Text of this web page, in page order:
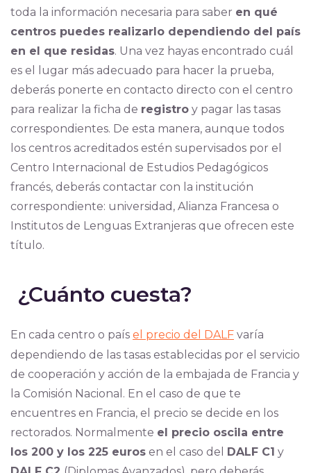
toda la información necesaria para saber en qué
centros puedes realizarlo dependiendo del país
en el que residas. Una vez hayas encontrado cuál
es el lugar más adecuado para hacer la prueba,
deberás ponerte en contacto directo con el centro
para realizar la ficha de registro y pagar las tasas
correspondientes. De esta manera, aunque todos
los centros acreditados estén supervisados por el
Centro Internacional de Estudios Pedagógicos
francés, deberás contactar con la institución
correspondiente: universidad, Alianza Francesa o
Institutos de Lenguas Extranjeras que ofrecen este
título.
¿Cuánto cuesta?
En cada centro o país el precio del DALF varía
dependiendo de las tasas establecidas por el servicio
de cooperación y acción de la embajada de Francia y
la Comisión Nacional. En el caso de que te
encuentres en Francia, el precio se decide en los
rectorados. Normalmente el precio oscila entre
los 200 y los 225 euros en el caso del DALF C1 y